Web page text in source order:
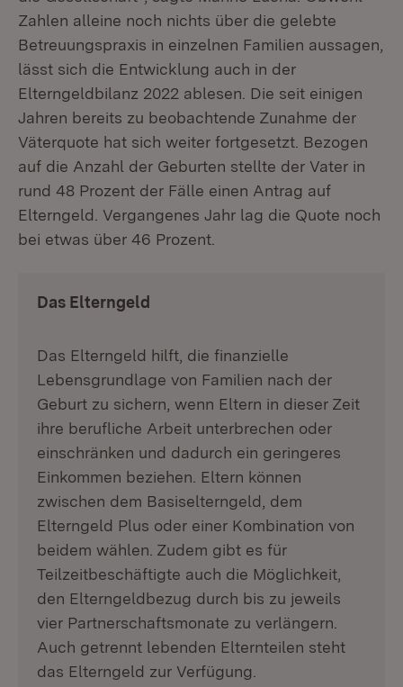
Zahlen alleine noch nichts über die gelebte
Betreuungspraxis in einzelnen Familien aussagen,
lässt sich die Entwicklung auch in der
Elterngeldbilanz 2022 ablesen. Die seit einigen
Jahren bereits zu beobachtende Zunahme der
Väterquote hat sich weiter fortgesetzt. Bezogen
auf die Anzahl der Geburten stellte der Vater in
rund 48 Prozent der Fälle einen Antrag auf
Elterngeld. Vergangenes Jahr lag die Quote noch
bei etwas über 46 Prozent.
Das Elterngeld
Das Elterngeld hilft, die finanzielle
Lebensgrundlage von Familien nach der
Geburt zu sichern, wenn Eltern in dieser Zeit
ihre berufliche Arbeit unterbrechen oder
einschränken und dadurch ein geringeres
Einkommen beziehen. Eltern können
zwischen dem Basiselterngeld, dem
Elterngeld Plus oder einer Kombination von
beidem wählen. Zudem gibt es für
Teilzeitbeschäftigte auch die Möglichkeit,
den Elterngeldbezug durch bis zu jeweils
vier Partnerschaftsmonate zu verlängern.
Auch getrennt lebenden Elternteilen steht
das Elterngeld zur Verfügung.